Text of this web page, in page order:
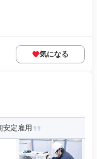
気になる
安定雇用